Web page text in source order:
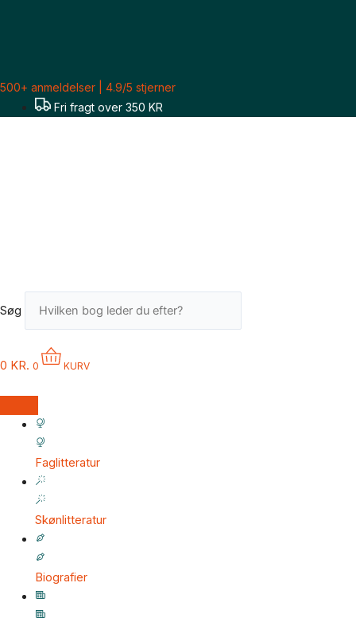
500+ anmeldelser | 4.9/5 stjerner
Fri fragt over 350 KR
Søg
0 KR. 0 KURV
Faglitteratur
Skønlitteratur
Biografier